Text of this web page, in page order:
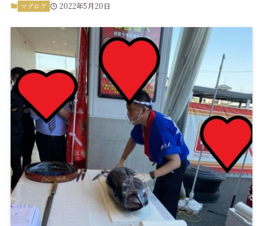
マグログ 2022年5月20日